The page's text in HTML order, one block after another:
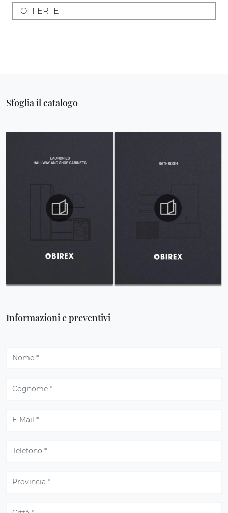
OFFERTE
Sfoglia il catalogo
Informazioni e preventivi